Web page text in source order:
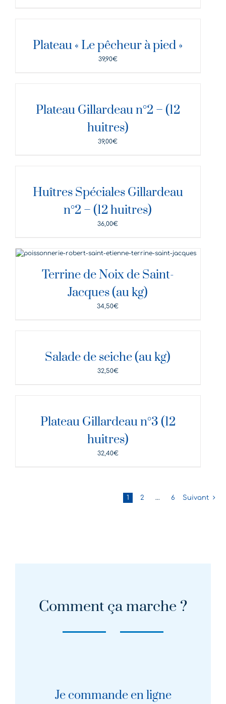
Plateau « Le pêcheur à pied »
39,90€
Plateau Gillardeau n°2 – (12
huitres)
39,00€
Huîtres Spéciales Gillardeau
n°2 – (12 huitres)
36,00€
DÉTAILS
Terrine de Noix de Saint-
Jacques (au kg)
34,50€
Salade de seiche (au kg)
32,50€
Plateau Gillardeau n°3 (12
huitres)
32,40€
1 2 … 6 Suivant
Comment ça marche ?
Je commande en ligne